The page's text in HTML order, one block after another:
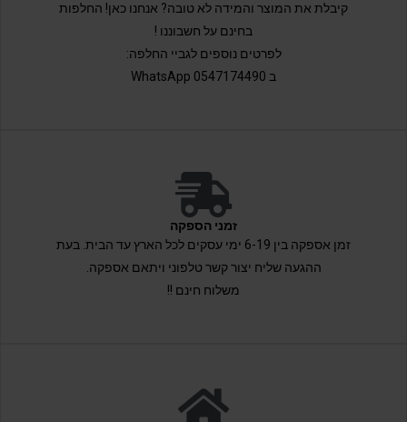
קיבלת את המוצר והמידה לא טובה? אנחנו כאן! החלפות
בחינם על חשבוננו !
לפרטים נוספים לגביי החלפה:
ב 0547174490 WhatsApp
זמני הספקה
זמן אספקה בין 6-19 ימי עסקים לכל הארץ עד הבית. בעת
ההגעה שליח יצור קשר טלפוני ויתאם אספקה.
משלוח חינם !!